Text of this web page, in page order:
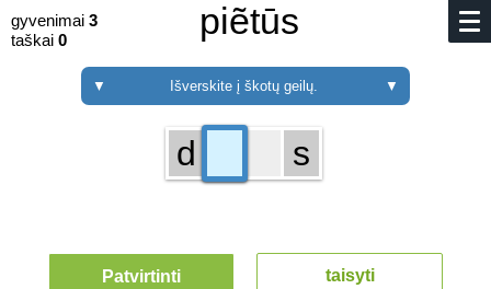
gyvenimai 3
taškai 0 piẽtūs
▼ Išverskite į škotų geilų. ▼